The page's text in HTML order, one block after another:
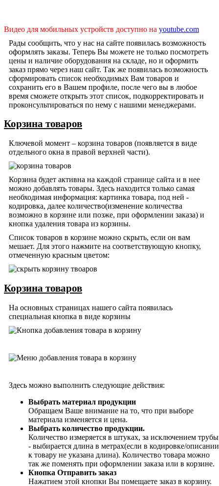
Видео для мобильных устройств доступно на youtube.com
Рады сообщить, что у нас на сайте появилась возможность
оформлять заказы. Теперь Вы можете не только посмотреть
цены и наличие оборудования на складе, но и оформить
заказ прямо через наш сайт. Так же появилась возможность
сформировать список необходимых Вам товаров и
сохранить его в Вашем профиле, после чего вы в любое
время сможете открыть этот список, подкорректировать и
проконсультироваться по нему с нашими менеджерами.
Корзина товаров
Ключевой момент – корзина товаров (появляется в виде
отдельного окна в правой верхней части).
Корзина будет активна на каждой странице сайта и в нее
можно добавлять товары. Здесь находится только самая
необходимая информация: картинка товара, под ней -
кодировка, далее количество(изменение количества
возможно в корзине или позже, при оформлении заказа) и
кнопка удаления товара из корзины.
Список товаров в корзине можно скрыть, если он вам
мешает. Для этого нажмите на соответствующую кнопку,
отмеченную красным цветом:
Корзина товаров
На основных страницах нашего сайта появилась
специальная кнопка в виде корзины
Здесь можно выполнить следующие действия:
Выбрать материал продукции
Обращаем Ваше внимание на то, что при выборе
материала изменяется и цена.
Выбрать количество продукции.
Количество измеряется в штуках, за исключением трубы
- выбирается длина в метрах(если в кодировке/описании
к товару не указана длина). Количество товара можно
так же поменять при оформлении заказа или в корзине.
Кнопка Отправить заказ
Нажатием этой кнопки Вы помещаете заказ в корзину.